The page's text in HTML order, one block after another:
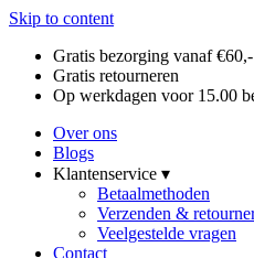
Skip to content
Gratis bezorging vanaf €60,-
Gratis retourneren
Op werkdagen voor 15.00
Over ons
Blogs
Klantenservice ▾
Betaalmethoden
Verzenden &
Veelgestelde vragen
Contact